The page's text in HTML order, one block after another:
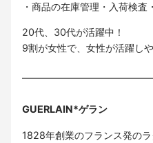
・商品の在庫管理・入荷検査
20代、30代が活躍中！
9割が女性で、女性が活躍し
GUERLAIN*ゲラン
1828年創業のフランス発の